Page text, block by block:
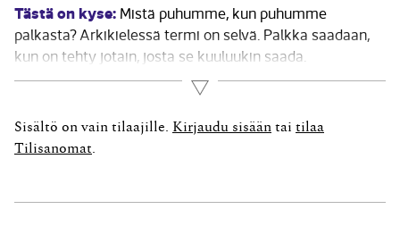
Tästä on kyse: Mistä puhumme, kun puhumme
palkasta? Arkikielessä termi on selvä. Palkka saadaan,
kun on tehty jotain, josta se kuuluukin saada.
Arkikielessä ei ole tarvetta erotella palkan käsitettä sen
tarkemmin, vaan tiedämme heti, mitä sillä tarkoitetaan.
Kun kyse on verotuksesta, ei asia...
Lue lisää
Sisältö on vain tilaajille. Kirjaudu sisään tai tilaa
Tilisanomat